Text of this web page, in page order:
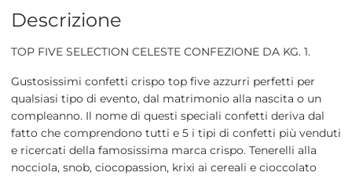
Descrizione
TOP FIVE SELECTION CELESTE CONFEZIONE DA KG. 1.
Gustosissimi confetti crispo top five azzurri perfetti per
qualsiasi tipo di evento, dal matrimonio alla nascita o un
compleanno. Il nome di questi speciali confetti deriva dal
fatto che comprendono tutti e 5 i tipi di confetti più venduti
e ricercati della famosissima marca crispo. Tenerelli alla
nocciola, snob, ciocopassion, krixi ai cereali e cioccolato